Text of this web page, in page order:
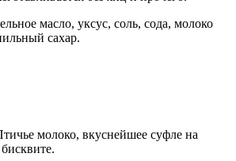
масло, уксус, соль, сода, молоко
сахар.
молоко, вкуснейшее суфле на